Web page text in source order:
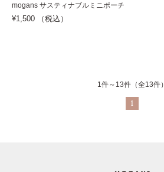
mogans サスティナブルミニポーチ
¥1,500 （税込）
1件～13件（全13件）
1